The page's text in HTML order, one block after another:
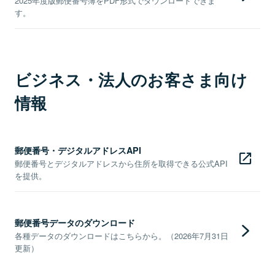
す。
ビジネス・法人のお客さま向け
情報
郵便番号・デジタルアドレスAPI
郵便番号とデジタルアドレスから住所を取得できる公式API
を提供。
郵便番号データのダウンロード
各種データのダウンロードはこちらから。（2026年7月31日
更新）